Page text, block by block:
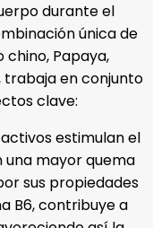
durante el
única de
chino, Papaya,
trabaja en conjunto
clave:
estimulan el
una mayor quema
sus propiedades
B6, contribuye a